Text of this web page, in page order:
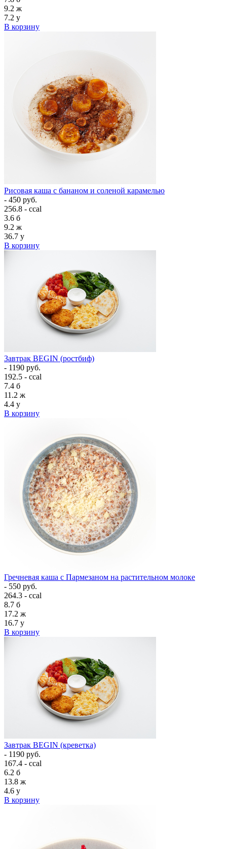
9.2 ж
7.2 у
В корзину
Рисовая каша с бананом и соленой карамелью
- 450 руб.
256.8 - ccal
3.6 б
9.2 ж
36.7 у
В корзину
Завтрак BEGIN (ростбиф)
- 1190 руб.
192.5 - ccal
7.4 б
11.2 ж
4.4 у
В корзину
Гречневая каша с Пармезаном на растительном молоке
- 550 руб.
264.3 - ccal
8.7 б
17.2 ж
16.7 у
В корзину
Завтрак BEGIN (креветка)
- 1190 руб.
167.4 - ccal
6.2 б
13.8 ж
4.6 у
В корзину